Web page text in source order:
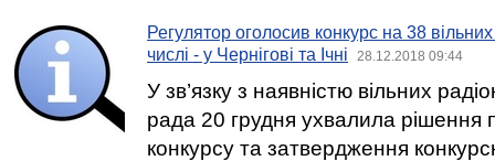
Регулятор оголосив конкурс на 38
числі - у Чернігові та Ічні
28.12.2018 09:44
У зв’язку з наявністю вільних
рада 20 грудня ухвалила рішення
конкурсу та затвердження